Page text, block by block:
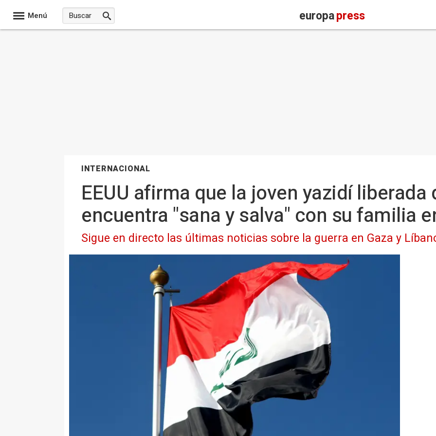
Menú europapress
INTERNACIONAL
EEUU afirma que la joven yazidí liberada
encuentra "sana y salva" con su familia
Sigue en directo las últimas noticias sobre la guerra en Gaza y